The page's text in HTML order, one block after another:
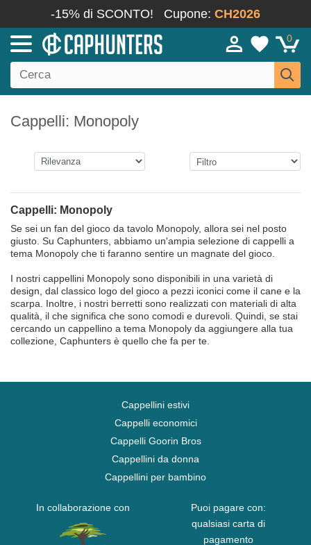
-15% di SCONTO! Cupone: CH2026
0
Cappelli: Monopoly
Cappelli: Monopoly
Se sei un fan del gioco da tavolo Monopoly, allora sei nel posto
giusto. Su Caphunters, abbiamo un'ampia selezione di cappelli a
tema Monopoly che ti faranno sentire un magnate del gioco.
I nostri cappellini Monopoly sono disponibili in una varietà di
design, dal classico logo del gioco a pezzi iconici come il cane e la
scarpa. Inoltre, i nostri berretti sono realizzati con materiali di alta
qualità, il che significa che sono comodi e durevoli. Quindi, se stai
cercando un cappellino a tema Monopoly da aggiungere alla tua
collezione, Caphunters è quello che fa per te.
Cappellini estivi
Cappelli economici
Cappelli Goorin Bros
Cappellini da donna
Cappellini per bambino
In collaborazione con
Puoi pagare con:
qualsiasi carta di
pagamento